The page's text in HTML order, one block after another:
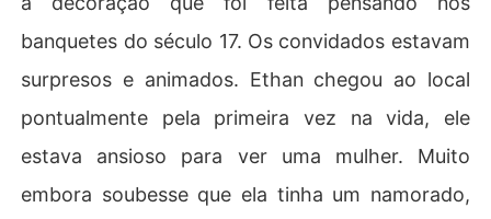
banquetes do século 17. Os convidados estavam
surpresos e animados. Ethan chegou ao local
pontualmente pela primeira vez na vida, ele
estava ansioso para ver uma mulher. Muito
embora soubesse que ela tinha um namorado,